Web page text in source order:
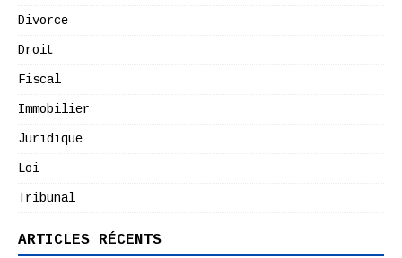
Divorce
Droit
Fiscal
Immobilier
Juridique
Loi
Tribunal
ARTICLES RÉCENTS